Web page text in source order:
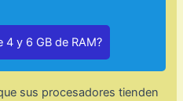
4 y 6 GB de RAM?
sus procesadores tienden